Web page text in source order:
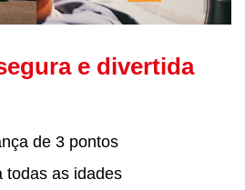
e divertida
de 3 pontos
todas as idades